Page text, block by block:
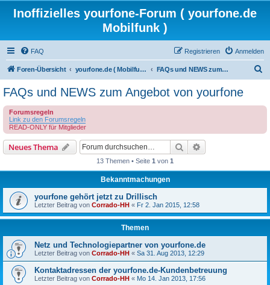
Inoffizielles yourfone-Forum ( yourfone.de
Mobilfunk )
FAQ Anmelden
Registrieren
Foren-Übersicht yourfone.de ( Mobilfunkangebot ) FAQs und NEWS zum Angebot von yourfone
FAQs und NEWS zum Angebot von yourfone
Forumsregeln
Link zu den Forumsregeln
READ-ONLY für Mitglieder
Neues Thema Suche
13 Themen • Seite 1 von 1
Bekanntmachungen
yourfone gehört jetzt zu Drillisch
Letzter Beitrag von Corrado-HH « Fr 2. Jan 2015, 12:58
Themen
Netz und Technologiepartner von yourfone.de
Letzter Beitrag von Corrado-HH « Sa 31. Aug 2013, 12:29
Kontaktadressen der yourfone.de-Kundenbetreuung
Letzter Beitrag von Corrado-HH « Mo 14. Jan 2013, 17:56